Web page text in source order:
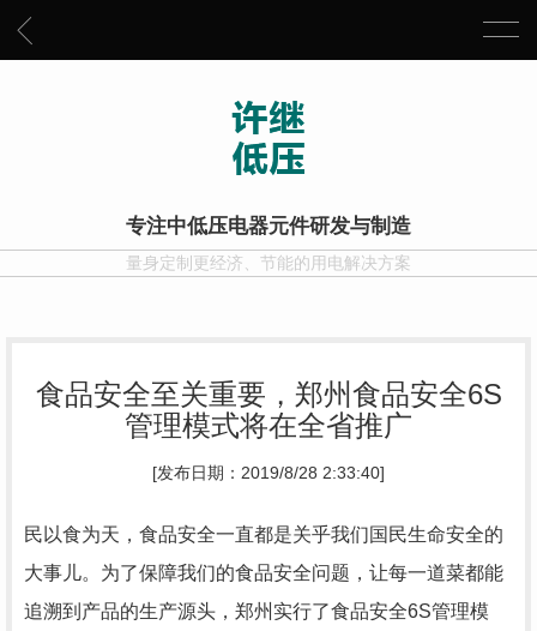
专注中低压电器元件研发与制造
量身定制更经济、节能的用电解决方案
食品安全至关重要，郑州食品安全6S
管理模式将在全省推广
[发布日期：2019/8/28 2:33:40]
民以食为天，食品安全一直都是关乎我们国民生命安全的
大事儿。为了保障我们的食品安全问题，让每一道菜都能
追溯到产品的生产源头，郑州实行了食品安全6S管理模